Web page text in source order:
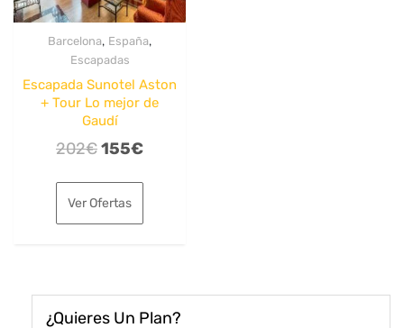
Barcelona, España,
Escapadas
Escapada Sunotel Aston
+ Tour Lo mejor de
Gaudí
202€El
original
era:
155€El
es:
Ver Ofertas
¿Quieres Un Plan?